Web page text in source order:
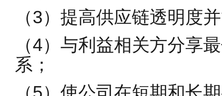
（3）提高供应链透明度
（4）与利益相关方分享
系；